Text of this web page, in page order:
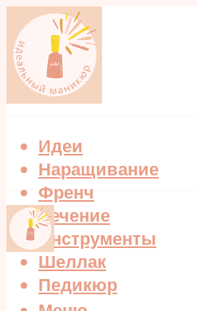
Идеи
Наращивание
Френч
Лечение
Инструменты
Шеллак
Педикюр